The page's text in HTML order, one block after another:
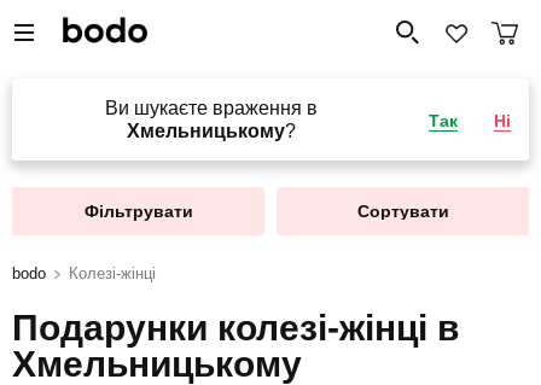
Ви шукаєте враження в
Хмельницькому?
Так Ні
Фільтрувати Сортувати
bodo Колезі-жінці
Подарунки колезі-жінці в
Хмельницькому